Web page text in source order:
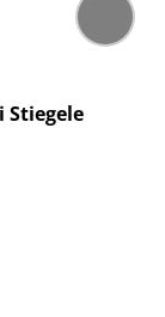
Stiegele